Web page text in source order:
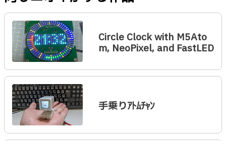
Circle Clock with M5Ato
m, NeoPixel, and FastLED
手乗りｱﾄﾑﾁｬﾝ